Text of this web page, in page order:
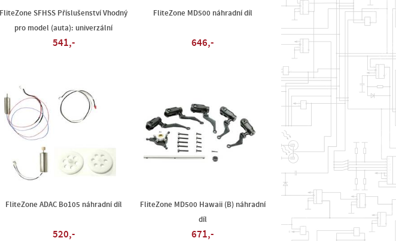
FliteZone SFHSS Příslušenství Vhodný
pro model (auta): univerzální
541,-
FliteZone MD500 náhradní díl
646,-
FliteZone ADAC Bo105 náhradní díl
520,-
FliteZone MD500 Hawaii (B) náhradní
díl
671,-